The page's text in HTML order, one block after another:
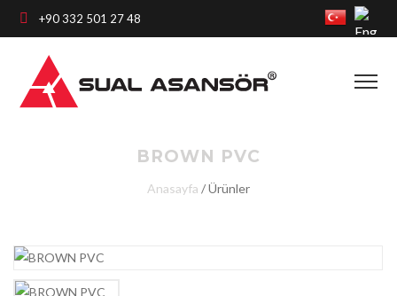
+90 332 501 27 48
BROWN PVC
Anasayfa /Ürünler